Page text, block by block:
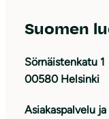
Suomen
Sörnäistenkatu 1
00580 Helsinki
Asiakaspalvelu